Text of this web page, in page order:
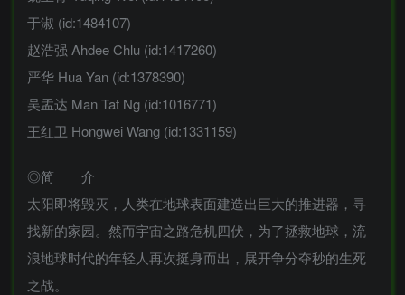
于淑 (id:1484107)
赵浩强 Ahdee Chlu (id:1417260)
严华 Hua Yan (id:1378390)
吴孟达 Man Tat Ng (id:1016771)
王红卫 Hongwei Wang (id:1331159)
◎简 介
太阳即将毁灭，人类在地球表面建造出巨大的推进器，寻
找新的家园。然而宇宙之路危机四伏，为了拯救地球，流
浪地球时代的年轻人再次挺身而出，展开争分夺秒的生死
之战。